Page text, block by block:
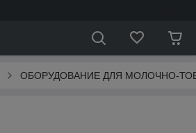
ОБОРУДОВАНИЕ ДЛЯ МОЛОЧНО-